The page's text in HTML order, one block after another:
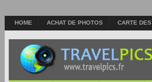
HOME ACHAT DE PHOTOS CARTE